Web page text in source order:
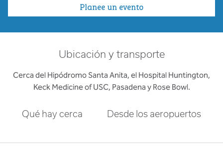
Planee un evento
Ubicación y transporte
Cerca del Hipódromo Santa Anita, el Hospital Huntington,
Keck Medicine of USC, Pasadena y Rose Bowl.
Qué hay cerca Desde los aeropuertos